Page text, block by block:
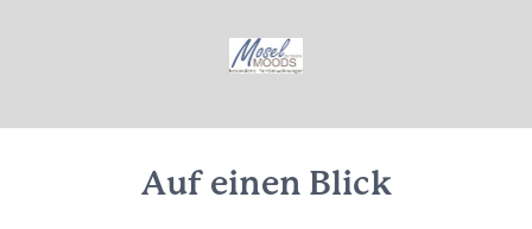
Auf einen Blick